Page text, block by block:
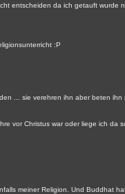
entscheiden da ich getauft
:P
... sie verehren ihn aber beten ihn
vor Christus war oder liege ich da
meiner Religion. Und Buddhat